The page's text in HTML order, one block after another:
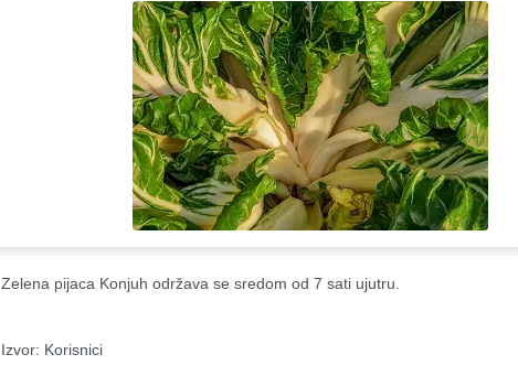
Zelena pijaca Konjuh održava se sredom od 7 sati ujutru.
Izvor: Korisnici